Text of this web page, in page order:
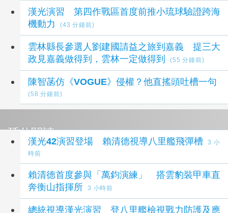
漢光演習 第四作戰區首度前推小琉球驗證跨海
機動力
(43 分鐘前)
雲林縣長參選人劉建國請益之旅到嘉義 提三大
政見嘉義做得到，雲林一定做得到
(55 分鐘前)
陳智菡仿《VOGUE》侵權？他直搖頭吐槽一句
(58 分鐘前)
延伸閱讀
漢光42演習登場 賴清德視導八里艦飛彈槽
3 小
時前
賴清德首度參與「萬鈞演練」 搭雲豹裝甲車直
奔衡山指揮所
3 小時前
總統視導漢光演習 登八里艦檢視戰力防護及應